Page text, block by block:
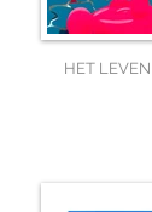
HET